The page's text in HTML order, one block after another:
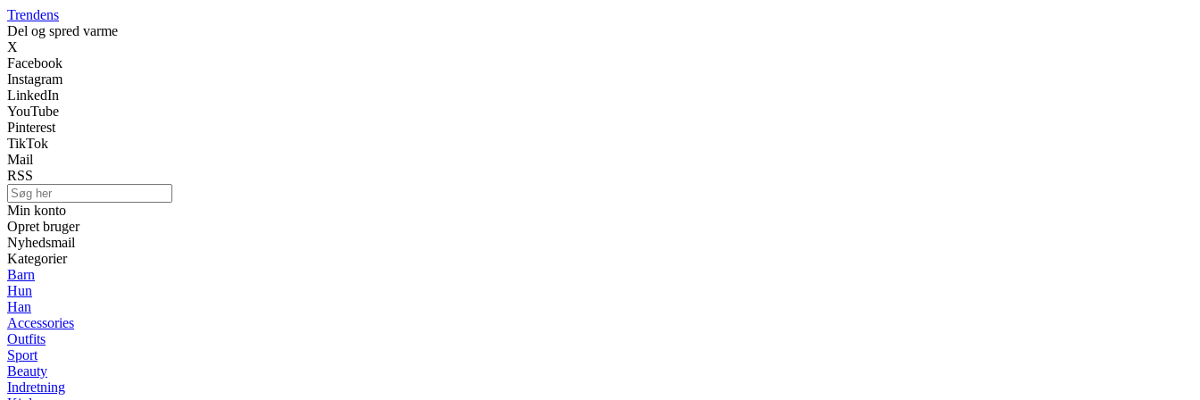
Trendens
Del og spred varme
X
Facebook
Instagram
LinkedIn
YouTube
Pinterest
TikTok
Mail
RSS
Min konto
Opret bruger
Nyhedsmail
Kategorier
Barn
Hun
Han
Accessories
Outfits
Sport
Beauty
Indretning